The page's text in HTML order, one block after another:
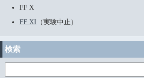
FF X
FF XI （実験中止）
検索